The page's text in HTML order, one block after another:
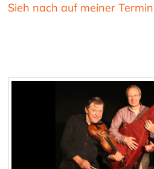
Sieh nach auf meiner